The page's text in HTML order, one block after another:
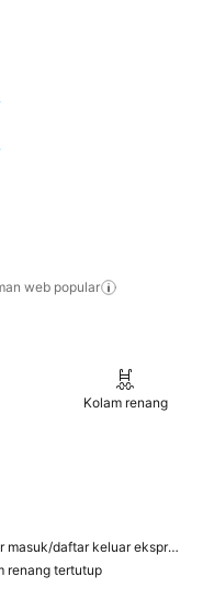
web popular
Kolam renang
Daftar masuk/daftar keluar ekspres
renang tertutup